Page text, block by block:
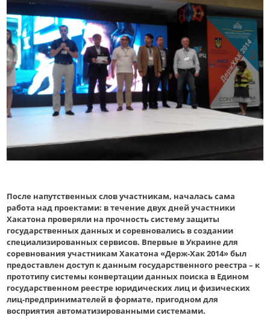
После напутственных слов участникам, началась сама
работа над проектами: в течение двух дней участники
Хакатона проверяли на прочность систему защиты
государственных данных и соревновались в создании
специализированных сервисов. Впервые в Украине для
соревнования участникам Хакатона «Держ-Хак 2014» был
предоставлен доступ к данным государственного реестра – к
прототипу системы конвертации данных поиска в Едином
государственном реестре юридических лиц и физических
лиц-предпринимателей в формате, пригодном для
восприятия автоматизированными системами.